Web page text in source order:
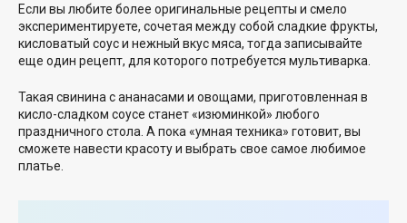
Если вы любите более оригинальные рецепты и смело
экспериментируете, сочетая между собой сладкие фрукты,
кисловатый соус и нежный вкус мяса, тогда записывайте
еще один рецепт, для которого потребуется мультиварка.
Такая свинина с ананасами и овощами, приготовленная в
кисло-сладком соусе станет «изюминкой» любого
праздничного стола. А пока «умная техника» готовит, вы
сможете навести красоту и выбрать свое самое любимое
платье.